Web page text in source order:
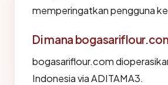
memperingatkan pengguna
Di mana
bogasariflour.com
Indonesia via ADITAMA3.